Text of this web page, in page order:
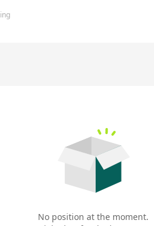
No position at the moment.